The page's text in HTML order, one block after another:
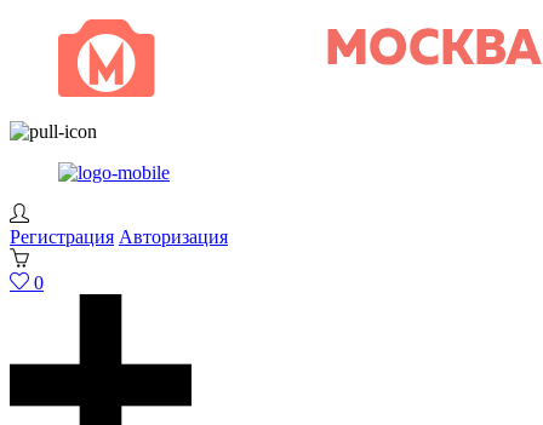
Регистрация Авторизация
0